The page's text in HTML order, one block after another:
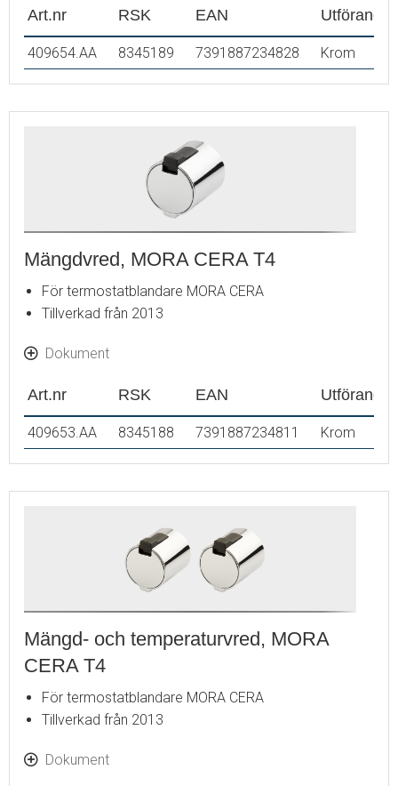
Art.nr RSK EAN Utförande
409654.AA 8345189 7391887234828 Krom
Mängdvred, MORA CERA T4
För termostatblandare MORA CERA
Tillverkad från 2013
Dokument
Art.nr RSK EAN Utförande
409653.AA 8345188 7391887234811 Krom
Mängd- och temperaturvred, MORA
CERA T4
För termostatblandare MORA CERA
Tillverkad från 2013
Dokument